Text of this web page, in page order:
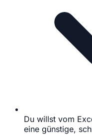
Du willst vom
eine günstige,